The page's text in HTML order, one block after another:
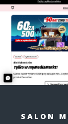
SALON